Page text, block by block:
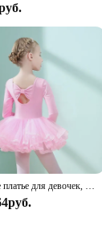
Балетное платье для девочек, детское тренировочное платье, костюм для фигурного катания на коньках, трико для рождества, дня рождения, танцевальная одежда с юбкой-пачкой